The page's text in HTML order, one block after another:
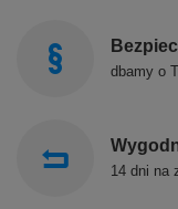
dbamy o
14 dni na